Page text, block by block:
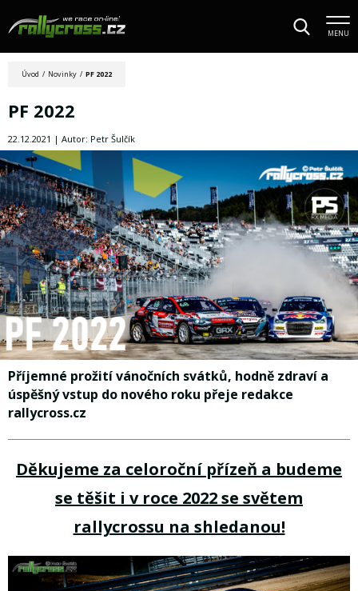
MENU
Úvod / Novinky / PF 2022
PF 2022
22.12.2021 | Autor: Petr Šulčík
Příjemné prožití vánočních svátků, hodně zdraví a
úspěšný vstup do nového roku přeje redakce
rallycross.cz
Děkujeme za celoroční přízeň a budeme
se těšit i v roce 2022 se světem
rallycrossu na shledanou!